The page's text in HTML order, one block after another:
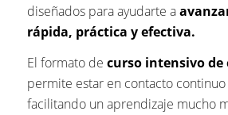
diseñados para ayudarte a
rápida, práctica y efectiva.
El formato de curso intensivo de
permite estar en contacto
facilitando un aprendizaje mucho